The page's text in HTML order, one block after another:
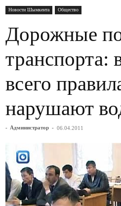
Новости Шымкента Общество
Дорожные
всего
нарушают
- Администратор - 06.04.2011